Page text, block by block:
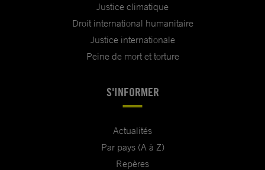
Justice climatique
Droit international humanitaire
Justice internationale
Peine de mort et torture
S'INFORMER
Actualités
Par pays (A à Z)
Repères